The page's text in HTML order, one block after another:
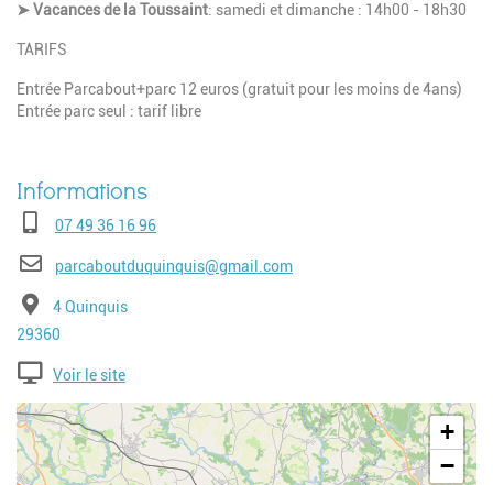
➤ Vacances de la Toussaint: samedi et dimanche : 14h00 - 18h30
TARIFS
Entrée Parcabout+parc 12 euros (gratuit pour les moins de 4ans)
Entrée parc seul : tarif libre
Téléphone07 49 36 16 96
E-mailparcaboutduquinquis@gmail.com
Adresse4 Quinquis
Code postal
29360
Voir le site
Geolocalisation
+
−